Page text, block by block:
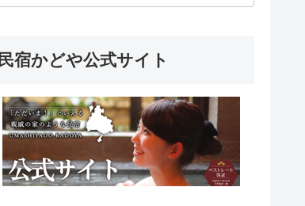
民宿かどや公式サイト